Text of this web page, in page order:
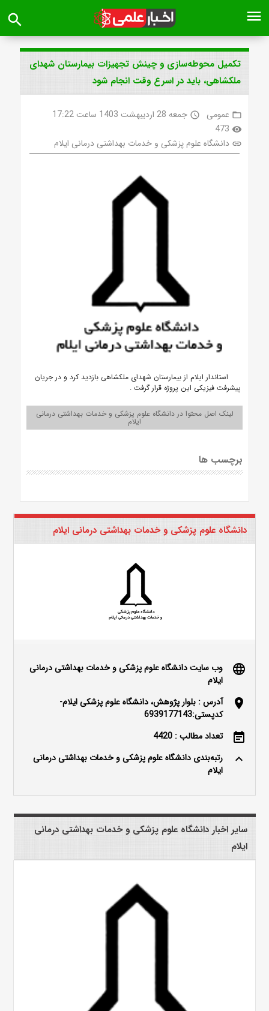
menu
search
تکمیل محوطه‌سازی و چینش تجهیزات بیمارستان شهدای
ملکشاهی، باید در اسرع وقت انجام شود
folder_open عمومی access_time جمعه 28 اردیبهشت 1403 ساعت 17:22
visibility
473
link دانشگاه علوم پزشکی و خدمات بهداشتی درمانی ایلام
استاندار ایلام از بیمارستان شهدای ملکشاهی بازدید کرد و در جریان
پیشرفت فیزیکی این پروژه قرار گرفت .
لینک اصل محتوا در دانشگاه علوم پزشکی و خدمات بهداشتی درمانی
ایلام
برچسب ها
دانشگاه علوم پزشکی و خدمات بهداشتی درمانی ایلام
language
وب سایت دانشگاه علوم پزشکی و خدمات بهداشتی درمانی
ایلام
location_on
آدرس : بلوار پژوهش، دانشگاه علوم پزشکی ایلام-
کدپستی:6939177143
event_note تعداد مطالب : 4420
keyboard_arrow_up
رتبه‌بندی دانشگاه علوم پزشکی و خدمات بهداشتی درمانی
ایلام
سایر اخبار دانشگاه علوم پزشکی و خدمات بهداشتی درمانی
ایلام